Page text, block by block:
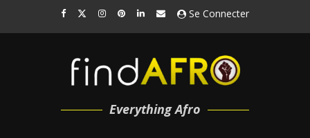
Se Connecter
Everything Afro